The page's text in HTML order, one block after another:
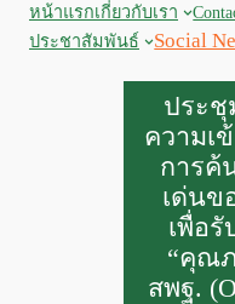
หน้าแรกเกี่ยวกับเรา
ประชาสัมพันธ์
Social
ประชุ
ความเ
การค้
เด่นข
เพื่อรั
“คุณ
สพฐ.